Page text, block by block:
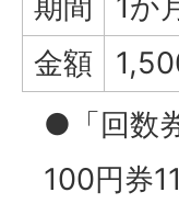
金額
●「回数
100円券